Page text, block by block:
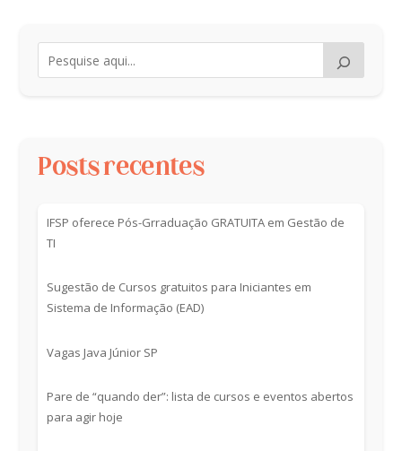
Posts recentes
IFSP oferece Pós-Grraduação GRATUITA em Gestão de
TI
Sugestão de Cursos gratuitos para Iniciantes em
Sistema de Informação (EAD)
Vagas Java Júnior SP
Pare de “quando der”: lista de cursos e eventos abertos
para agir hoje